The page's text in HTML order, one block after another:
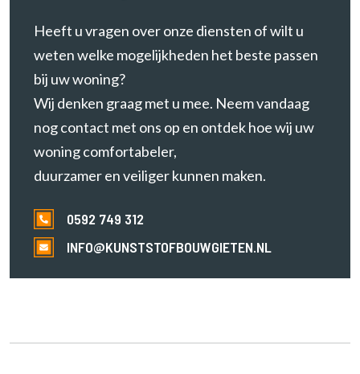
Heeft u vragen over onze diensten of wilt u
weten welke mogelijkheden het beste passen
bij uw woning?
Wij denken graag met u mee. Neem vandaag
nog contact met ons op en ontdek hoe wij uw
woning comfortabeler,
duurzamer en veiliger kunnen maken.
0592 749 312
INFO@KUNSTSTOFBOUWGIETEN.NL